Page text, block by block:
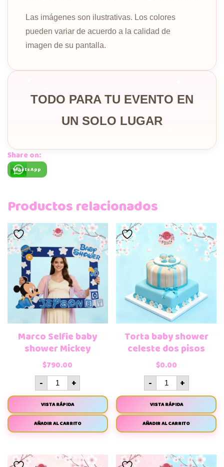
Las imágenes son ilustrativas. Los colores
pueden variar de acuerdo a la calidad de
imagen de su pantalla.
TODO PARA TU EVENTO EN
UN SOLO LUGAR
Share on:
WhatsApp
Productos relacionados
Marco Selfie baby
shower Mickey
$790.00
- +
VISTA RÁPIDA
AÑADIR AL CARRITO
Torta baby shower
celeste dos pisos
$0.00
- +
VISTA RÁPIDA
AÑADIR AL CARRITO